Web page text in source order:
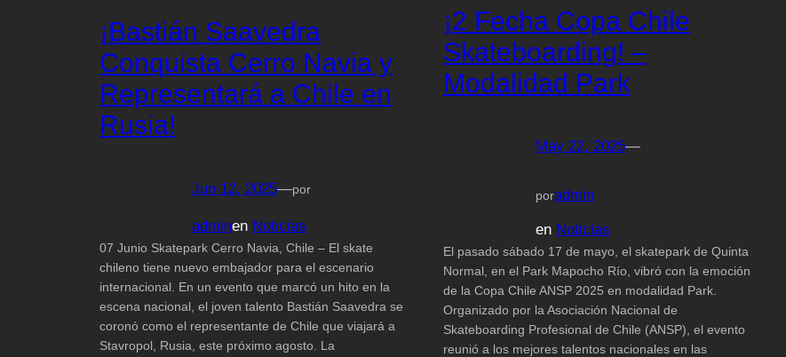
¡Bastián Saavedra
Conquista Cerro Navia y
Representará a Chile en
Rusia!
Jun 12, 2025—por
adminen Noticias
07 Junio Skatepark Cerro Navia, Chile – El skate
chileno tiene nuevo embajador para el escenario
internacional. En un evento que marcó un hito en la
escena nacional, el joven talento Bastián Saavedra se
coronó como el representante de Chile que viajará a
Stavropol, Rusia, este próximo agosto. La
¡2 Fecha Copa Chile
Skateboarding! –
Modalidad Park
May 22, 2025—
poradmin
en Noticias
El pasado sábado 17 de mayo, el skatepark de Quinta
Normal, en el Park Mapocho Río, vibró con la emoción
de la Copa Chile ANSP 2025 en modalidad Park.
Organizado por la Asociación Nacional de
Skateboarding Profesional de Chile (ANSP), el evento
reunió a los mejores talentos nacionales en las